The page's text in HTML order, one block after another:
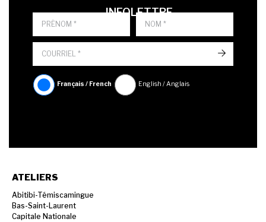
INFOLETTRE
Français / French English / Anglais
->
ATELIERS
Abitibi-Témiscamingue
Bas-Saint-Laurent
Capitale Nationale